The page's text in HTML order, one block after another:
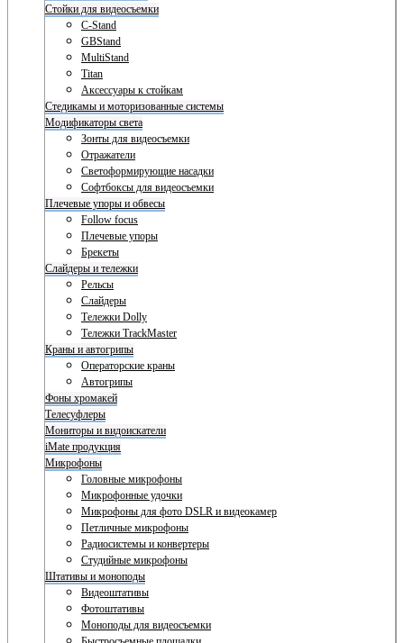
Стойки для видеосъемки
C-Stand
GBStand
MultiStand
Titan
Аксессуары к стойкам
Стедикамы и моторизованные системы
Модификаторы света
Зонты для видеосъемки
Отражатели
Светоформирующие насадки
Софтбоксы для видеосъемки
Плечевые упоры и обвесы
Follow focus
Плечевые упоры
Брекеты
Слайдеры и тележки
Рельсы
Слайдеры
Тележки Dolly
Тележки TrackMaster
Краны и автогрипы
Операторские краны
Автогрипы
Фоны хромакей
Телесуфлеры
Мониторы и видоискатели
iMate продукция
Микрофоны
Головные микрофоны
Микрофонные удочки
Микрофоны для фото DSLR и видеокамер
Петличные микрофоны
Радиосистемы и конвертеры
Студийные микрофоны
Штативы и моноподы
Видеоштативы
Фотоштативы
Моноподы для видеосъемки